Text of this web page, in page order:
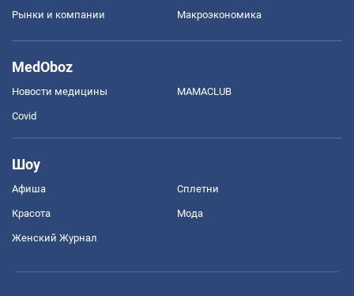
Рынки и компании Mакроэкономика
MedOboz
Новости медицины MAMACLUB
Covid
Шоу
Афиша Сплетни
Красота Мода
Женский Журнал